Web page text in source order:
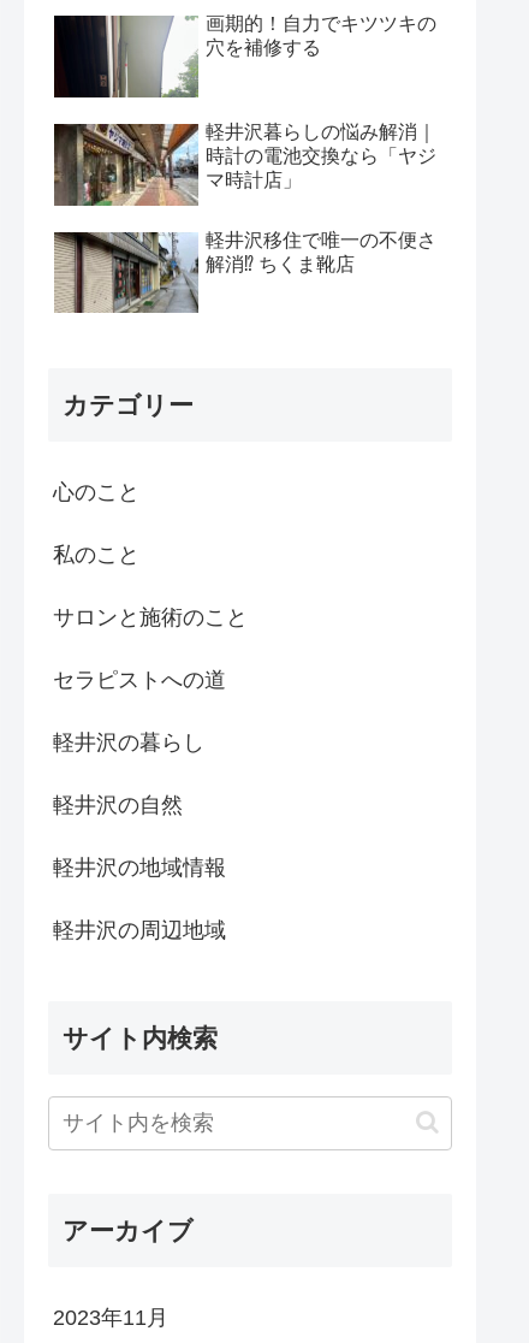
画期的！自力でキツツキの
穴を補修する
軽井沢暮らしの悩み解消｜
時計の電池交換なら「ヤジ
マ時計店」
軽井沢移住で唯一の不便さ
解消⁉ ちくま靴店
カテゴリー
心のこと
私のこと
サロンと施術のこと
セラピストへの道
軽井沢の暮らし
軽井沢の自然
軽井沢の地域情報
軽井沢の周辺地域
サイト内検索
アーカイブ
2023年11月